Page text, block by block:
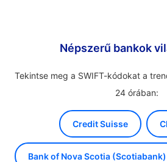
Népszerű bankok
Tekintse meg a SWIFT-kódokat a
24 órában:
Credit Suisse
Bank of Nova Scotia (Scotiabank)